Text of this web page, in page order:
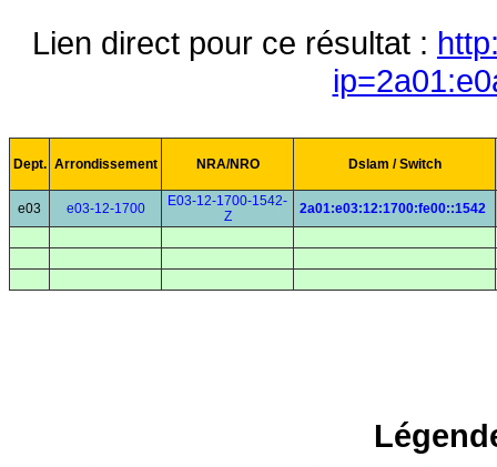
Lien direct pour ce résultat :
Dept. Arrondissement NRA/NRO Dslam / Switch
e03 e03-12-1700
E03-12-1700-1542-
Z
2a01:e03:12:1700:fe00::1542